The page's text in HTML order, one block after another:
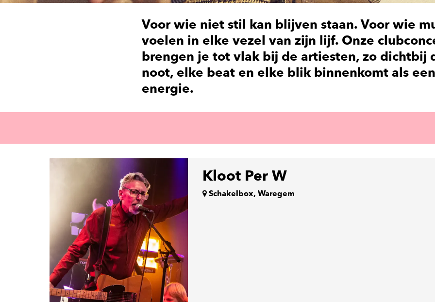
Voor wie niet stil kan blijven staan. Voor wie
voelen in elke vezel van zijn lijf. Onze
brengen je tot vlak bij de artiesten, zo dichtbij
noot, elke beat en elke blik binnenkomt als
energie.
Kloot Per W
Schakelbox, Waregem